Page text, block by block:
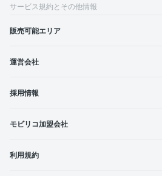
サービス規約とその他情報
販売可能エリア
運営会社
採用情報
モビリコ加盟会社
利用規約